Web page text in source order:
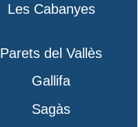
Les Cabanyes
Parets del Vallès
Gallifa
Sagàs